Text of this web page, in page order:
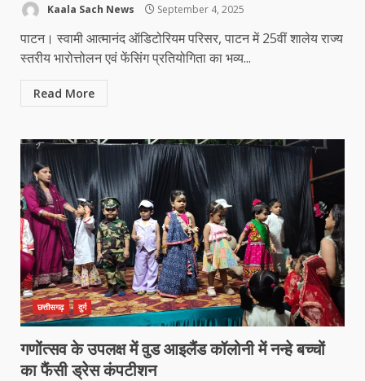
Kaala Sach News September 4, 2025
पाटन। स्वामी आत्मानंद ऑडिटोरियम परिसर, पाटन में 25वीं शालेय राज्य
स्तरीय भारोत्तोलन एवं फेंसिंग प्रतियोगिता का भव्य...
Read More
छत्तीसगढ़ दुर्ग
गणोंत्सव के उपलक्ष में वुड आइलैंड कॉलोनी में नन्हे बच्चों
का फैंसी ड्रेस कंपटीशन